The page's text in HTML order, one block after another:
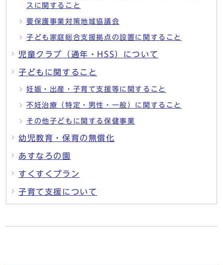
スに関すること
要保護事業対策地域協議会
子ども家庭総合支援拠点の設置に関すること
児童クラブ（通年・HSS）について
子どもに関すること
妊娠・出産・子育て支援等に関すること
不妊治療（特定・男性・一般）に関すること
その他子どもに関する保健事業
幼児教育・保育の無償化
あすなろの園
すくすくプラン
子育て支援について